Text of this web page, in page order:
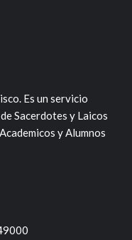
Es un servicio
Sacerdotes y Laicos
y Alumnos